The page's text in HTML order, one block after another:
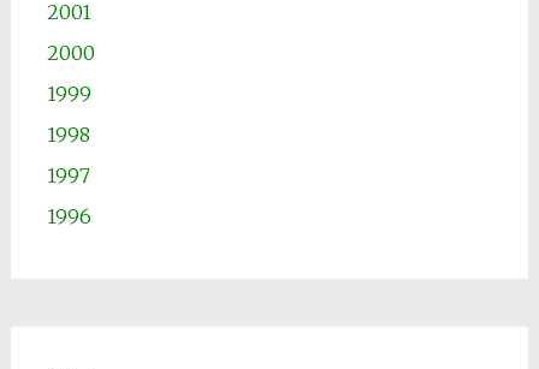
2001
2000
1999
1998
1997
1996